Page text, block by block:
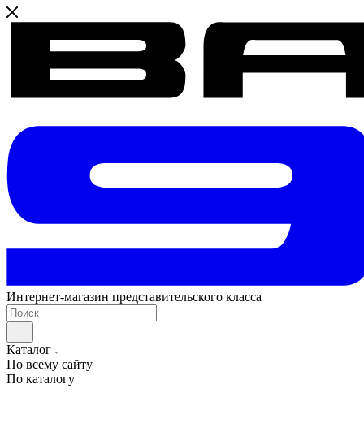
Интернет-магазин представительского класса
Каталог
По всему сайту
По каталогу